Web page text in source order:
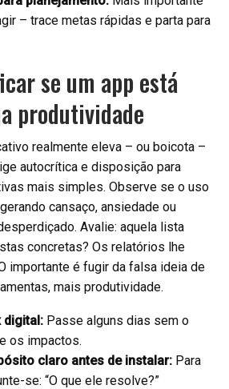
– trace metas rápidas e parta para
se um app está
produtividade
realmente eleva – ou boicota –
autocrítica e disposição para
mais simples. Observe se o uso
cansaço, ansiedade ou
Avalie: aquela lista
concretas? Os relatórios lhe
importante é fugir da falsa ideia de
mais produtividade.
digital: Passe alguns dias sem o
os impactos.
claro antes de instalar: Para
se: “O que ele resolve?”